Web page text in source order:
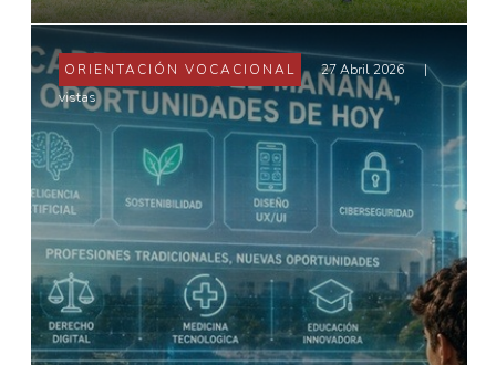
ORIENTACIÓN VOCACIONAL 27 Abril 2026
|
vistas